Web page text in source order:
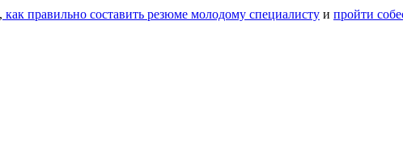
как правильно составить резюме молодому специалисту и пройти